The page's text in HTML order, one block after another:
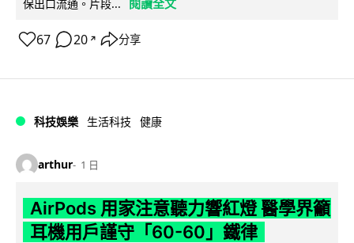
保出口流通。片段... 閱讀全文
67 20 ↗ 分享
科技娛樂 生活科技 健康
arthur 1 日
AirPods 用家注意聽力響紅燈 醫學界籲
耳機用戶謹守「60-60」鐵律